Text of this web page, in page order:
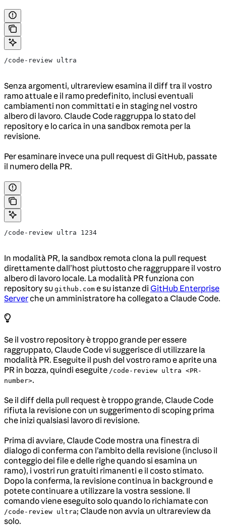
/code-review ultra
Senza argomenti, ultrareview esamina il diff tra il vostro
ramo attuale e il ramo predefinito, inclusi eventuali
cambiamenti non committati e in staging nel vostro
albero di lavoro. Claude Code raggruppa lo stato del
repository e lo carica in una sandbox remota per la
revisione.
Per esaminare invece una pull request di GitHub, passate
il numero della PR.
/code-review ultra 1234
In modalità PR, la sandbox remota clona la pull request
direttamente dall’host piuttosto che raggruppare il vostro
albero di lavoro locale. La modalità PR funziona con
repository su github.com e su istanze di GitHub Enterprise
Serverche un amministratore ha collegato a Claude Code.
Se il vostro repository è troppo grande per essere
raggruppato, Claude Code vi suggerisce di utilizzare la
modalità PR. Eseguite il push del vostro ramo e aprite una
PR in bozza, quindi eseguite /code-review ultra <PR-
number>.
Se il diff della pull request è troppo grande, Claude Code
rifiuta la revisione con un suggerimento di scoping prima
che inizi qualsiasi lavoro di revisione.
Prima di avviare, Claude Code mostra una finestra di
dialogo di conferma con l’ambito della revisione (incluso il
conteggio dei file e delle righe quando si esamina un
ramo), i vostri run gratuiti rimanenti e il costo stimato.
Dopo la conferma, la revisione continua in background e
potete continuare a utilizzare la vostra sessione. Il
comando viene eseguito solo quando lo richiamate con
/code-review ultra; Claude non avvia un ultrareview da
solo.